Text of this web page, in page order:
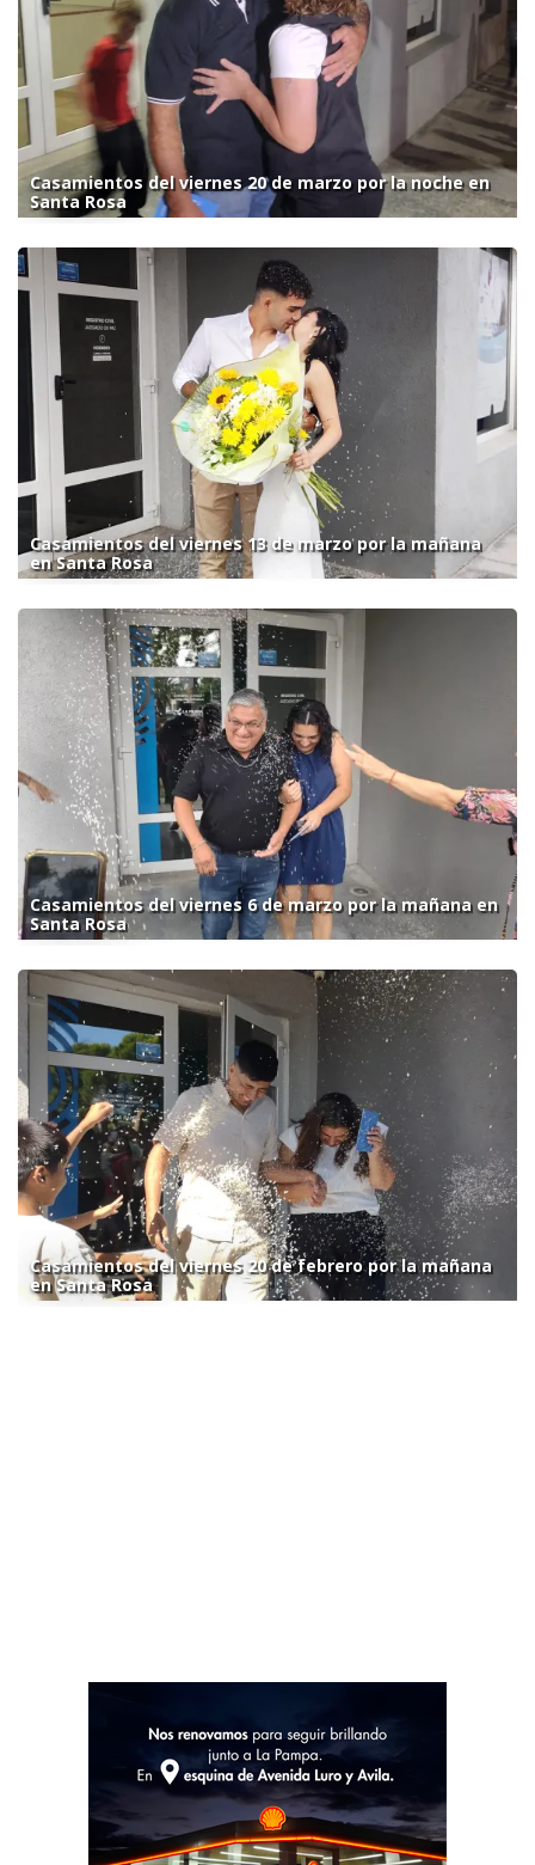
Casamientos del viernes 20 de marzo por la noche en
Santa Rosa
Casamientos del viernes 13 de marzo por la mañana
en Santa Rosa
Casamientos del viernes 6 de marzo por la mañana en
Santa Rosa
Casamientos del viernes 20 de febrero por la mañana
en Santa Rosa